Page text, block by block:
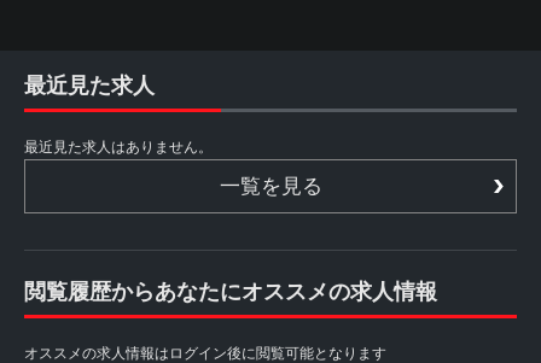
最近見た求人
最近見た求人はありません。
一覧を見る
閲覧履歴からあなたにオススメの求人情報
オススメの求人情報はログイン後に閲覧可能となります